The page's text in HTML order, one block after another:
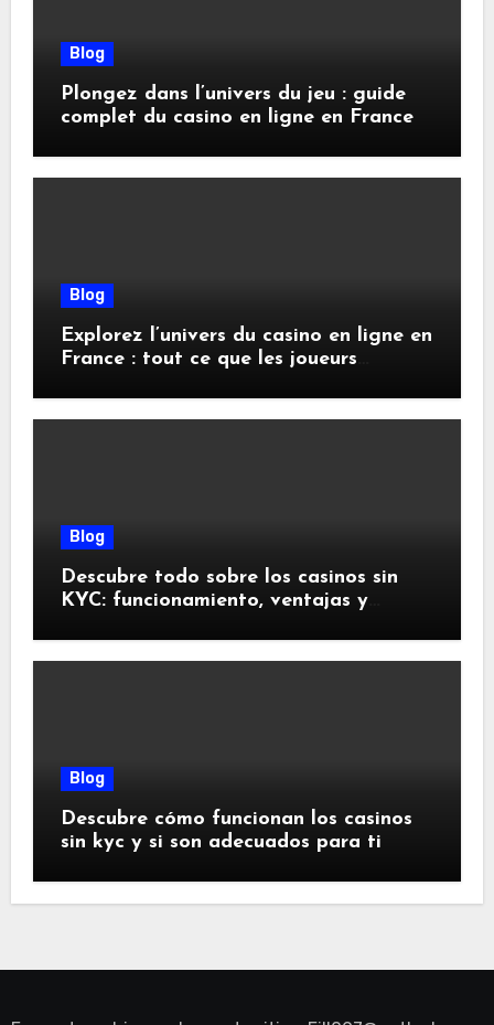
Blog
Plongez dans l’univers du jeu : guide
complet du casino en ligne en France
Blog
Explorez l’univers du casino en ligne en
France : tout ce que les joueurs
Blog
Descubre todo sobre los casinos sin
KYC: funcionamiento, ventajas y
Blog
Descubre cómo funcionan los casinos
sin kyc y si son adecuados para ti